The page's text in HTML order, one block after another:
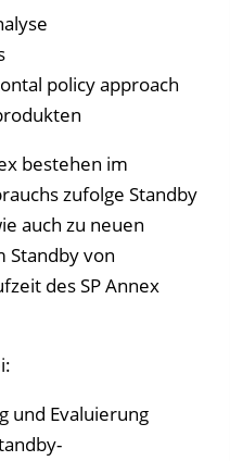
i
e
policy approach
bestehen im
zufolge Standby
auch zu neuen
Standby von
des SP Annex
und Evaluierung